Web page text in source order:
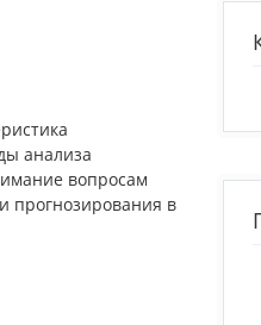
анализа
вопросам
прогнозирования в